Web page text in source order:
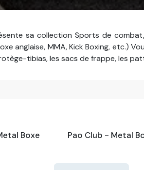
sa collection Sports de
anglaise, MMA, Kick Boxing, etc.)
tibias, les sacs de frappe, les
Boxe Pao Club - Metal